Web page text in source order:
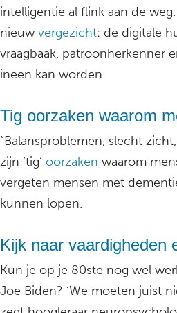
intelligentie al flink aan de
nieuw vergezicht: de digitale
vraagbaak, patroonherkenner
ineen kan worden.
Tig oorzaken waarom
“Balansproblemen, slecht
zijn ‘tig’ oorzaken waarom
vergeten mensen met
kunnen lopen.
Kijk naar vaardigheden
Kun je op je 80ste nog wel
Joe Biden? ‘We moeten juist